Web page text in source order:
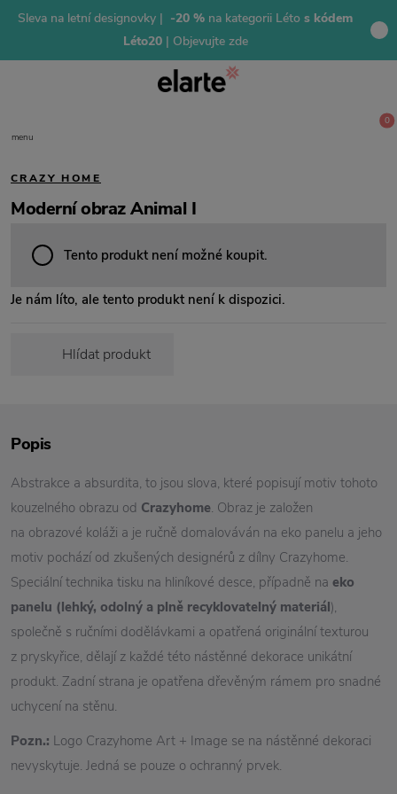
Sleva na letní designovky | -20 % na kategorii Léto s kódem
Léto20 | Objevujte zde
menu
0
CRAZY HOME
Moderní obraz Animal I
Tento produkt není možné koupit.
Je nám líto, ale tento produkt není k dispozici.
Hlídat produkt
Popis
Abstrakce a absurdita, to jsou slova, které popisují motiv tohoto
kouzelného obrazu od Crazyhome. Obraz je založen
na obrazové koláži a je ručně domalováván na eko panelu a jeho
motiv pochází od zkušených designérů z dílny Crazyhome.
Speciální technika tisku na hliníkové desce, případně na eko
panelu (lehký, odolný a plně recyklovatelný materiál),
společně s ručními dodělávkami a opatřená originální texturou
z pryskyřice, dělají z každé této nástěnné dekorace unikátní
produkt. Zadní strana je opatřena dřevěným rámem pro snadné
uchycení na stěnu.
Pozn.: Logo Crazyhome Art + Image se na nástěnné dekoraci
nevyskytuje. Jedná se pouze o ochranný prvek.